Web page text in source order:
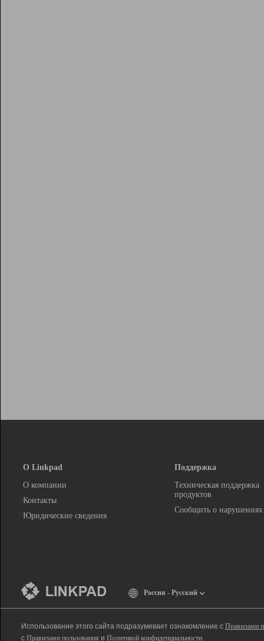
О Linkpad
О компании
Контакты
Юридические сведения
Поддержка
Техническая поддержка
продуктов
Сообщить о нарушениях
Россия - Русский
Использование этого сайта подразумевает ознакомление с Правилами
с Правилами пользования и Политикой конфиденциальности.